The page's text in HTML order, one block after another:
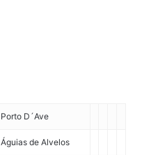
Porto D´Ave
Águias de Alvelos